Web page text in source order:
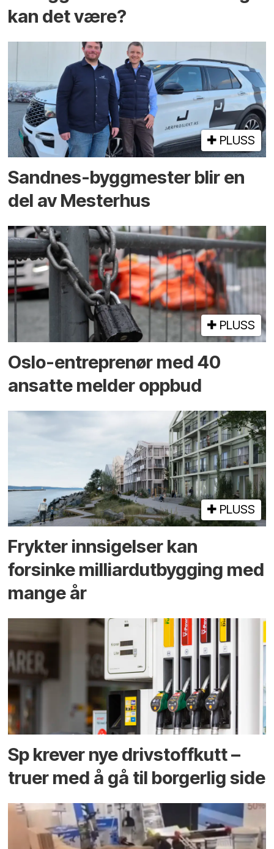
kan det være?
PLUSS
Sandnes-byggmester blir en
del av Mesterhus
PLUSS
Oslo-entreprenør med 40
ansatte melder oppbud
PLUSS
Frykter innsigelser kan
forsinke milliard­utbygging med
mange år
Sp krever nye drivstoffkutt –
truer med å gå til borgerlig side